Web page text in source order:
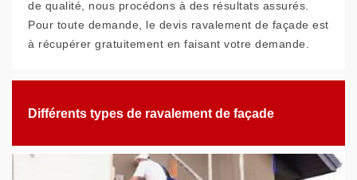
de qualité, nous procédons à des résultats assurés.
Pour toute demande, le devis ravalement de façade est
à récupérer gratuitement en faisant votre demande.
Différents types de ravalement de façade